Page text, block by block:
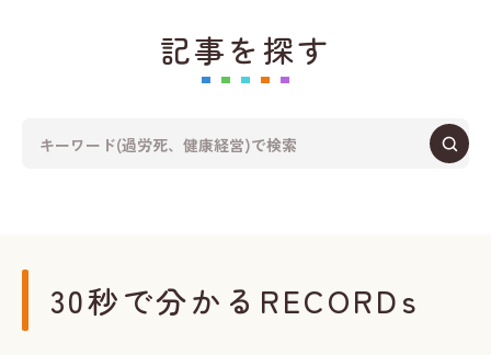
記事を探す
30秒で分かるRECORDs